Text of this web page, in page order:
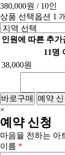
380,000원 / 10인
상품 선택옵션 1
인원에 따른 추
11명
38,000원
바로구매 예약 신
×
예약 신청
마음을 전하는 아
이름 *